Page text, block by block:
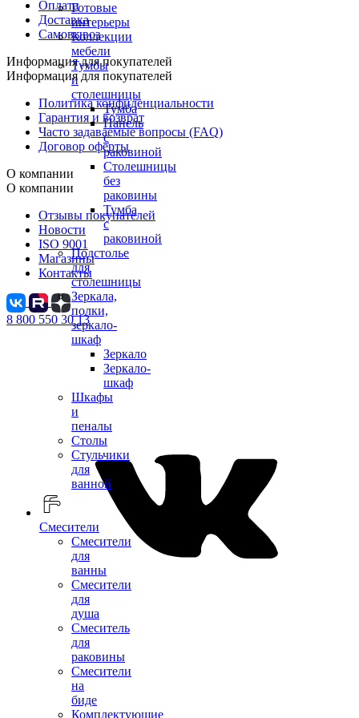
Готовые
интерьеры
Коллекции
мебели
Тумбы
и
столешницы
Тумба
Панель
с
раковиной
Столешницы
без
раковины
Тумба
с
раковиной
Подстолье
для
столешницы
Зеркала,
полки,
зеркало-
шкаф
Зеркало
Зеркало-
шкаф
Шкафы
и
пеналы
Столы
Стульчики
для
ванной
Смесители
Смесители
для
ванны
Смесители
для
душа
Смеситель
для
раковины
Смесители
на
биде
Комплектующие
Оплата
Доставка
Самовывоз
Информация для покупателей
Информация для покупателей
Политика конфиденциальности
Гарантия и возврат
Часто задаваемые вопросы (FAQ)
Договор оферты
О компании
О компании
Отзывы покупателей
Новости
ISO 9001
Магазины
Контакты
8 800 550 30 13